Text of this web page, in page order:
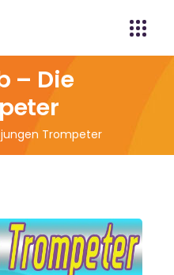
– Die
jungen Trompeter